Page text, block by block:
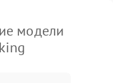
модели